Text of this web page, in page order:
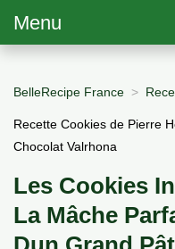
Menu
BelleRecipe France
Recette Cookies de Pierre
Chocolat Valrhona
Les Cookies
La Mâche